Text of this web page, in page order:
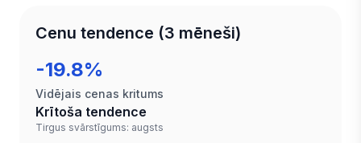
Cenu tendence (3 mēneši)
-19.8%
Vidējais cenas kritums
Krītoša tendence
Tirgus svārstīgums: augsts